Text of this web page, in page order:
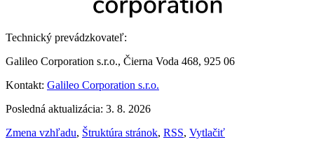
Technický prevádzkovateľ:
Galileo Corporation s.r.o., Čierna Voda 468, 925 06
Kontakt: Galileo Corporation s.r.o.
Posledná aktualizácia: 3. 8. 2026
Zmena vzhľadu, Štruktúra stránok, RSS, Vytlačiť